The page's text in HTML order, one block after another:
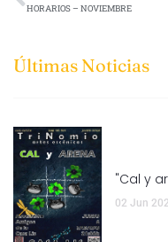
Últimas Noticias
"Cal y
02 Jun
HORARIOS – NOVIEMBRE